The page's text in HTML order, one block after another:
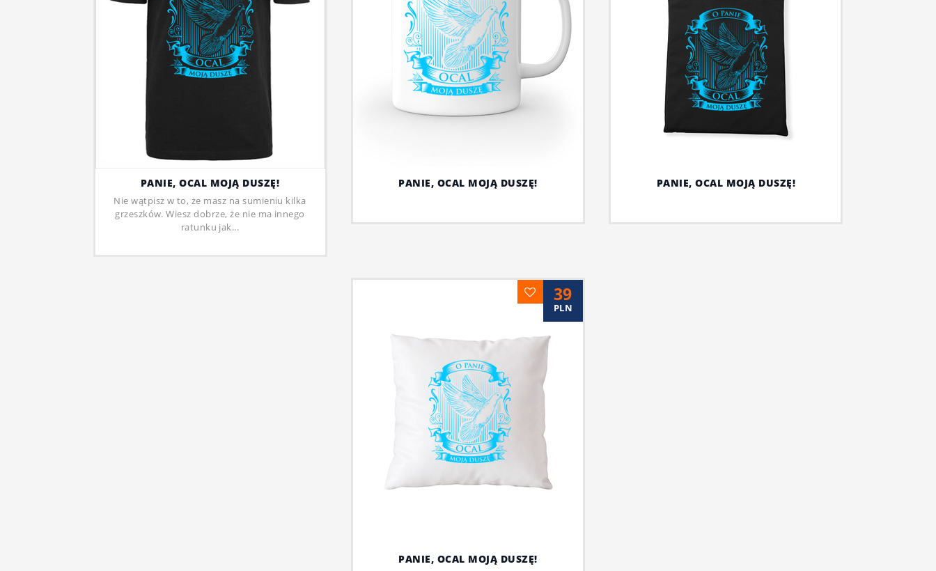
PANIE, OCAL MOJĄ DUSZĘ!
Nie wątpisz w to, że masz na sumieniu kilka
grzeszków. Wiesz dobrze, że nie ma innego
ratunku jak...
PANIE, OCAL MOJĄ DUSZĘ! PANIE, OCAL MOJĄ DUSZĘ!
39
PLN
PANIE, OCAL MOJĄ DUSZĘ!